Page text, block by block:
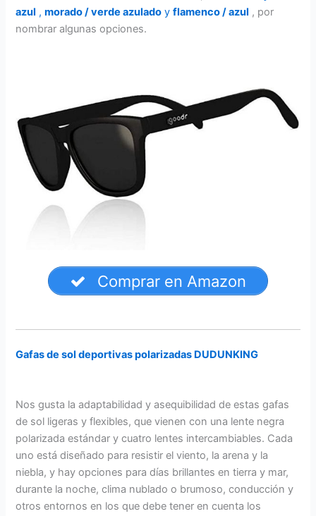
azul ,morado / verde azulado yflamenco / azul , por
nombrar algunas opciones.
Comprar en Amazon
Gafas de sol deportivas polarizadas DUDUNKING
Nos gusta la adaptabilidad y asequibilidad de estas gafas
de sol ligeras y flexibles, que vienen con una lente negra
polarizada estándar y cuatro lentes intercambiables. Cada
uno está diseñado para resistir el viento, la arena y la
niebla, y hay opciones para días brillantes en tierra y mar,
durante la noche, clima nublado o brumoso, conducción y
otros entornos en los que debe tener en cuenta los